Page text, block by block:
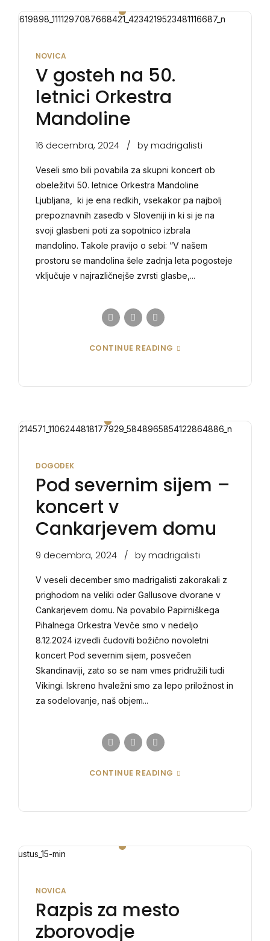
NOVICA
V gosteh na 50.
letnici Orkestra
Mandoline
16 decembra, 2024 by madrigalisti
Veseli smo bili povabila za skupni koncert ob
obeležitvi 50. letnice Orkestra Mandoline
Ljubljana, ki je ena redkih, vsekakor pa najbolj
prepoznavnih zasedb v Sloveniji in ki si je na
svoji glasbeni poti za sopotnico izbrala
mandolino. Takole pravijo o sebi: “V našem
prostoru se mandolina šele zadnja leta pogosteje
vključuje v najrazličnejše zvrsti glasbe,...
CONTINUE READING
DOGODEK
Pod severnim sijem –
koncert v
Cankarjevem domu
9 decembra, 2024 by madrigalisti
V veseli december smo madrigalisti zakorakali z
prighodom na veliki oder Gallusove dvorane v
Cankarjevem domu. Na povabilo Papirniškega
Pihalnega Orkestra Vevče smo v nedeljo
8.12.2024 izvedli čudoviti božično novoletni
koncert Pod severnim sijem, posvečen
Skandinaviji, zato so se nam vmes pridružili tudi
Vikingi. Iskreno hvaležni smo za lepo priložnost in
za sodelovanje, naš objem...
CONTINUE READING
NOVICA
Razpis za mesto
zborovodje